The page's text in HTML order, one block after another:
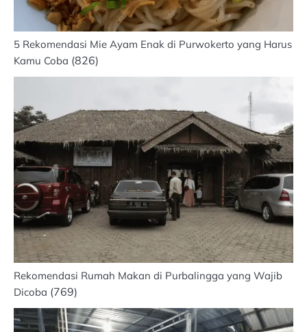
5 Rekomendasi Mie Ayam Enak di Purwokerto yang Harus
Kamu Coba (826)
Rekomendasi Rumah Makan di Purbalingga yang Wajib
Dicoba (769)